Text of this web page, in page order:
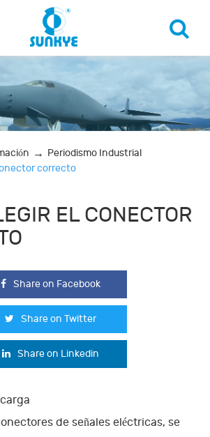
Periodismo Industrial
correcto
EL CONECTOR
Share on Facebook
Share on Twitter
Share on Linkedin
de señales eléctricas, se